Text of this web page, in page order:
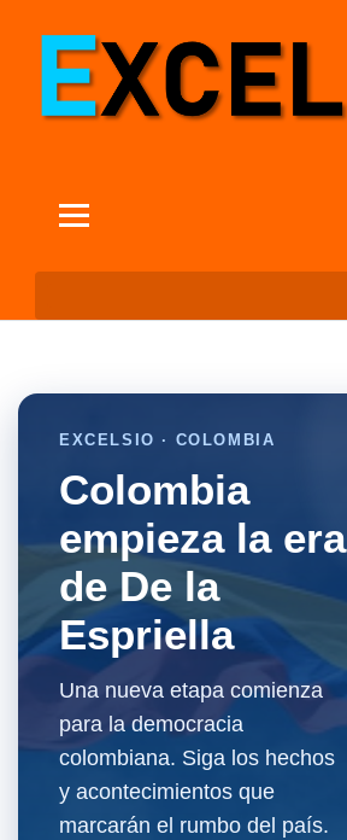
EXCELSIO · COLOMBIA
Colombia
empieza la era
de De la
Espriella
Una nueva etapa comienza
para la democracia
colombiana. Siga los hechos
y acontecimientos que
marcarán el rumbo del país.